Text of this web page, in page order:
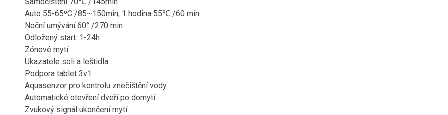
Auto 55-65ºC /85~150min, 1 hodina 55℃ /60 min
Noční umývání 60° /270 min
Odložený start: 1-24h
Zónové mytí
Ukazatele soli a leštidla
Podpora tablet 3v1
Aquasenzor pro kontrolu znečištění vody
Automatické otevření dveří po domytí
Zvukový signál ukončení mytí